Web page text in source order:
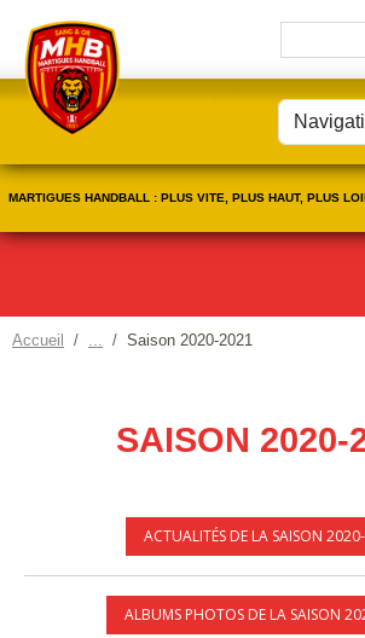
MARTIGUES HANDBALL : PLUS VITE, PLUS HAUT, PLUS
Accueil Saison 2020-2021
SAISON 2020-
ACTUALITÉS DE LA SAISON
ALBUMS PHOTOS DE LA SAISON